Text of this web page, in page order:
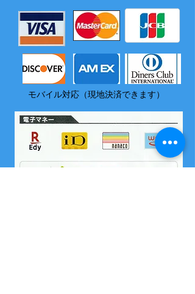
モバイル対応（現地決済できます）